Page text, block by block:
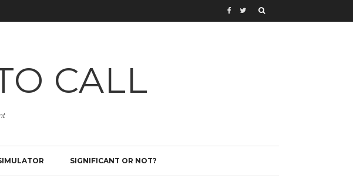
CALL
SIGNIFICANT OR NOT?